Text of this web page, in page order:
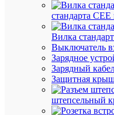
стандарта CEE
Вилка
Выключатель
Зарядное
Зарядный
Защитная
штепсельный